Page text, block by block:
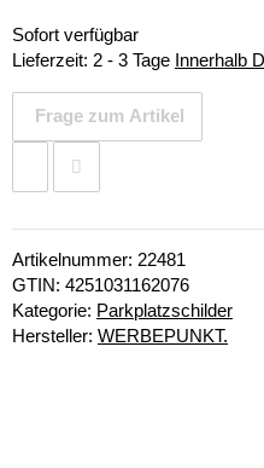
Sofort verfügbar
Lieferzeit: 2 - 3 Tage Innerhalb
Frage zum Artikel
Artikelnummer: 22481
GTIN: 4251031162076
Kategorie: Parkplatzschilder
Hersteller: WERBEPUNKT.